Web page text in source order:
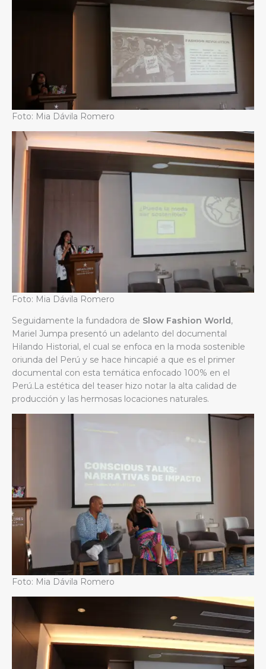
Foto: Mia Dávila Romero
Foto: Mia Dávila Romero
Seguidamente la fundadora de Slow Fashion World,
Mariel Jumpa presentó un adelanto del documental
Hilando Historial, el cual se enfoca en la moda sostenible
oriunda del Perú y se hace hincapié a que es el primer
documental con esta temática enfocado 100% en el
Perú.La estética del teaser hizo notar la alta calidad de
producción y las hermosas locaciones naturales.
Foto: Mia Dávila Romero